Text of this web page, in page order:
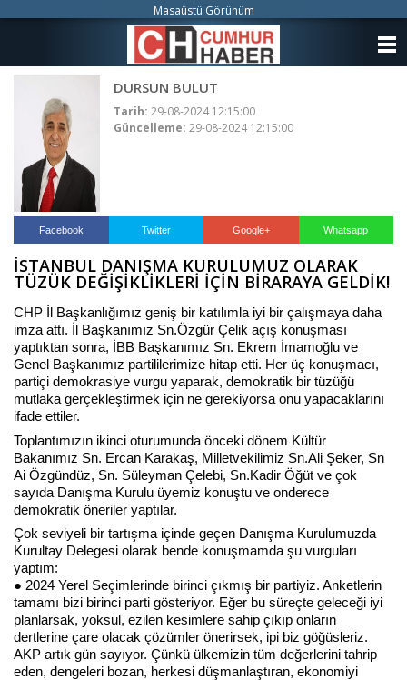
DURSUN BULUT
Tarih: 29-08-2024 12:15:00
Güncelleme: 29-08-2024 12:15:00
Facebook Twitter Google+ Whatsapp
İSTANBUL DANIŞMA KURULUMUZ OLARAK
TÜZÜK DEĞİŞİKLİKLERİ İÇİN BİRARAYA GELDİK!
CHP İl Başkanlığımız geniş bir katılımla iyi bir çalışmaya daha
imza attı. İl Başkanımız Sn.Özgür Çelik açış konuşması
yaptıktan sonra, İBB Başkanımız Sn. Ekrem İmamoğlu ve
Genel Başkanımız partililerimize hitap etti. Her üç konuşmacı,
partiçi demokrasiye vurgu yaparak, demokratik bir tüzüğü
mutlaka gerçekleştirmek için ne gerekiyorsa onu yapacaklarını
ifade ettiler.
Toplantımızın ikinci oturumunda önceki dönem Kültür
Bakanımız Sn. Ercan Karakaş, Milletvekilimiz Sn.Ali Şeker, Sn
Ai Özgündüz, Sn. Süleyman Çelebi, Sn.Kadir Öğüt ve çok
sayıda Danışma Kurulu üyemiz konuştu ve onderece
demokratik öneriler yaptılar.
Çok seviyeli bir tartışma içinde geçen Danışma Kurulumuzda
Kurultay Delegesi olarak bende konuşmamda şu vurguları
yaptım:
● 2024 Yerel Seçimlerinde birinci çıkmış bir partiyiz. Anketlerin
tamamı bizi birinci parti gösteriyor. Eğer bu süreçte geleceği iyi
planlarsak, yoksul, ezilen kesimlere sahip çıkıp onların
dertlerine çare olacak çözümler önerirsek, ipi biz göğüsleriz.
AKP artık gün sayıyor. Çünkü ülkemizin tüm değerlerini tahrip
eden, dengeleri bozan, herkesi düşmanlaştıran, ekonomiyi
Masaüstü Görünüm
YAZARLAR
FOTO GALERİ
VİDEO GALERİ
KÜNYE
İLETİŞİM
Haberin Doğru Adresi.